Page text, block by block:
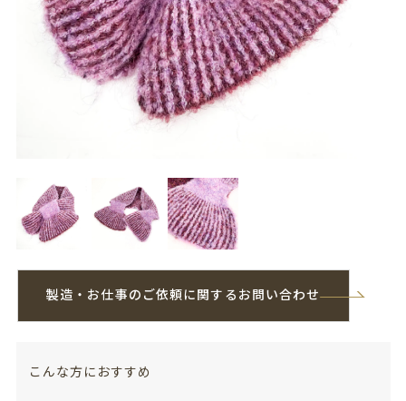
製造・お仕事のご依頼に関するお問い合わせ
こんな方におすすめ